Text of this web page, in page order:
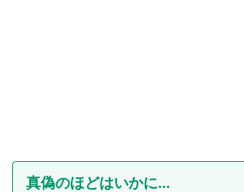
真偽のほどはいかに...